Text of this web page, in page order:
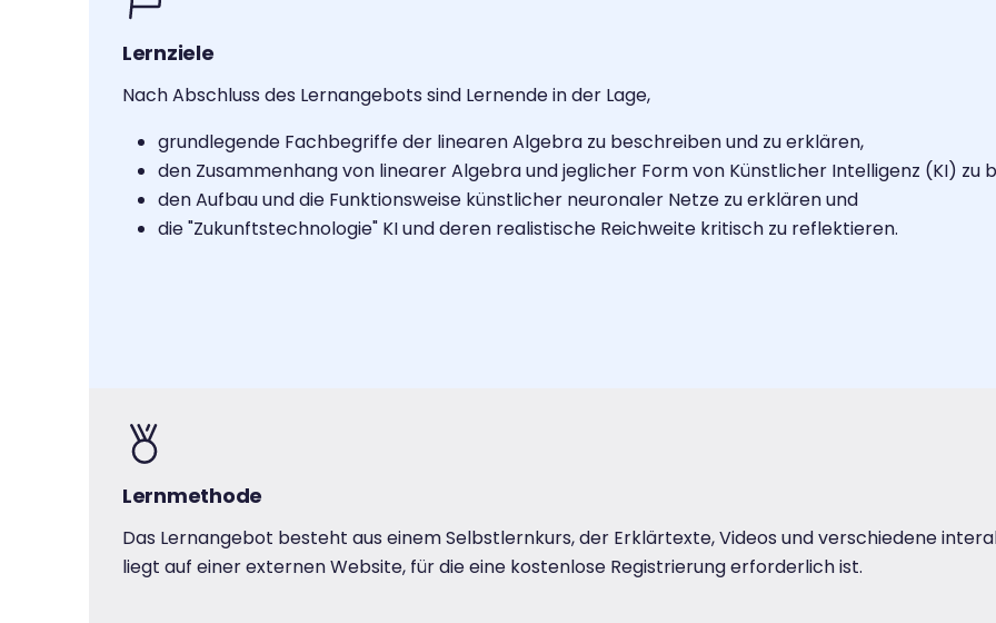
Lernziele
Nach Abschluss des Lernangebots sind Lernende in der Lage,
grundlegende Fachbegriffe der linearen Algebra zu beschreiben und zu erklären,
den Zusammenhang von linearer Algebra und jeglicher Form von Künstlicher Intelligenz (KI) zu
den Aufbau und die Funktionsweise künstlicher neuronaler Netze zu erklären und
die "Zukunftstechnologie" KI und deren realistische Reichweite kritisch zu reflektieren.
Lernmethode
Das Lernangebot besteht aus einem Selbstlernkurs, der Erklärtexte, Videos und verschiedene
liegt auf einer externen Website, für die eine kostenlose Registrierung erforderlich ist.